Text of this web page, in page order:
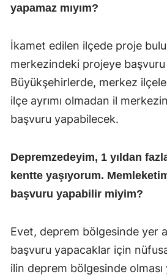
yapamaz mıyım?
İkamet edilen ilçede proje
merkezindeki projeye başvuru
Büyükşehirlerde, merkez
ilçe ayrımı olmadan il
başvuru yapabilecek.
Depremzedeyim, 1 yıldan
kentte yaşıyorum.
başvuru yapabilir miyim?
Evet, deprem bölgesinde yer
başvuru yapacaklar için nüfusa
ilin deprem bölgesinde